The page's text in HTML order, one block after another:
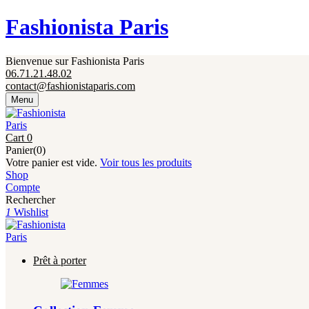
Fashionista Paris
Bienvenue sur Fashionista Paris
06.71.21.48.02
contact@fashionistaparis.com
Menu
Cart 0
Panier(0)
Votre panier est vide. Voir tous les produits
Shop
Compte
Rechercher
1 Wishlist
Prêt à porter
Fermeture annuelle du 17 juillet 16h au 12 août.